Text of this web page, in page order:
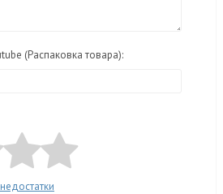
(Распаковка товара):